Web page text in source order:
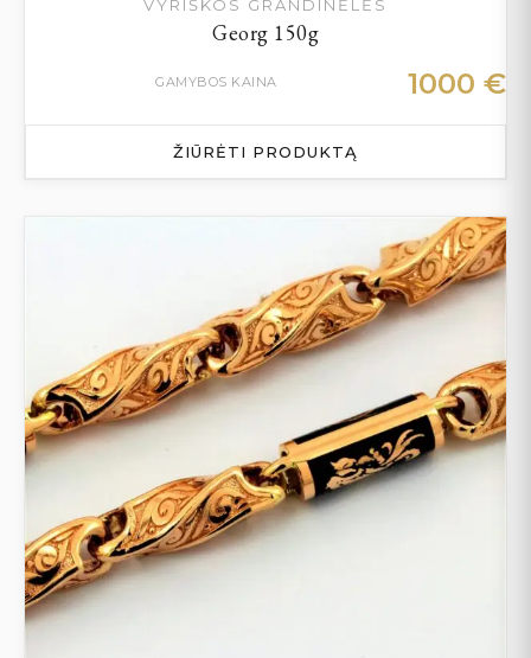
VYRIŠKOS GRANDINĖLĖS
Georg 150g
GAMYBOS KAINA 1000 €
ŽIŪRĖTI PRODUKTĄ